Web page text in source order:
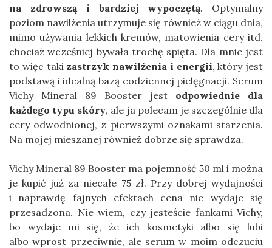
na zdrowszą i bardziej wypoczętą. Optymalny
poziom nawilżenia utrzymuje się również w ciągu dnia,
mimo używania lekkich kremów, matowienia cery itd.
chociaż wcześniej bywała trochę spięta. Dla mnie jest
to więc taki zastrzyk nawilżenia i energii, który jest
podstawą i idealną bazą codziennej pielęgnacji. Serum
Vichy Mineral 89 Booster jest odpowiednie dla
każdego typu skóry, ale ja polecam je szczególnie dla
cery odwodnionej, z pierwszymi oznakami starzenia.
Na mojej mieszanej również dobrze się sprawdza.
Vichy Mineral 89 Booster ma pojemność 50 ml i można
je kupić już za niecałe 75 zł. Przy dobrej wydajności
i naprawdę fajnych efektach cena nie wydaje się
przesadzona. Nie wiem, czy jesteście fankami Vichy,
bo wydaje mi się, że ich kosmetyki albo się lubi
albo wprost przeciwnie, ale serum w moim odczuciu